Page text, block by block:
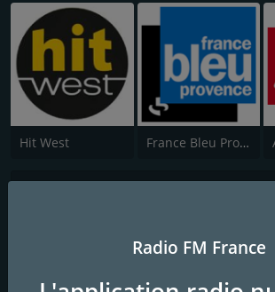
Hit West France Bleu Provence
Radio FM France